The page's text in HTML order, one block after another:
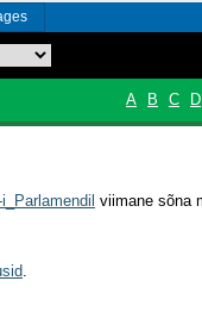
A B C D
i_Parlamendil viimane sõna